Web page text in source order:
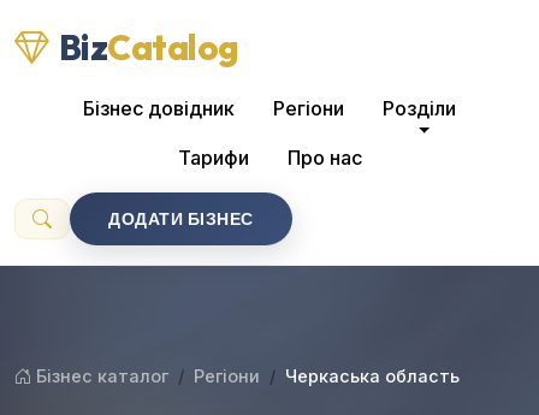
BizCatalog
Бізнес довідник Регіони Розділи
Тарифи Про нас
ДОДАТИ БІЗНЕС
Бізнес каталог Регіони Черкаська область